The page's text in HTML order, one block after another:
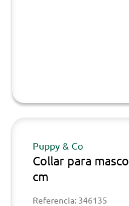
Puppy & Co
Collar para
cm
Referencia: 346135